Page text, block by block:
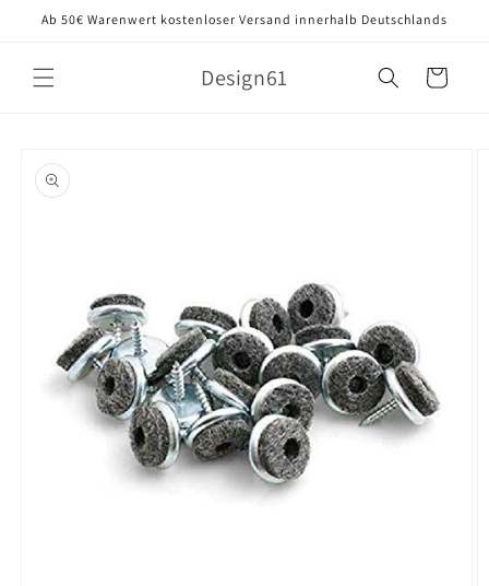
zum
Ab 50€ Warenwert kostenloser Versand innerhalb Deutschlands
Design61 Warenkorb